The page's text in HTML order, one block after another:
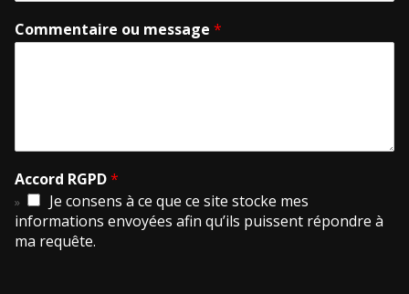
Commentaire ou message *
Accord RGPD*
Je consens à ce que ce site stocke mes
informations envoyées afin qu’ils puissent répondre à
ma requête.